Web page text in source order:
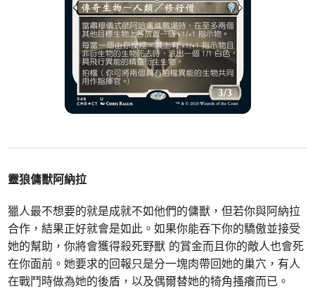
靈狼傭獸阿納拉
獵人最不想要的就是成就不如他們的傭獸，但若你與阿納拉
合作，結果正好就會是如此。如果你能吞下你的驕傲並接受
她的幫助，你將會獲得殺死野獸 的賞金而且你的敵人也會死
在你面前。她要求的回報只是分一塊肉帶回她的巢穴，有人
在戰鬥時做為她的後盾，以及偶爾替她的犄角搔癢而已。